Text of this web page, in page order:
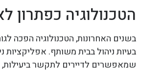
הטכנולוגיה כפתרון
בשנים האחרונות, הטכנולוגיה הפכה
בעיות ניהול בבית משותף. אפליקציות
שמאפשרים לדיירים לתקשר